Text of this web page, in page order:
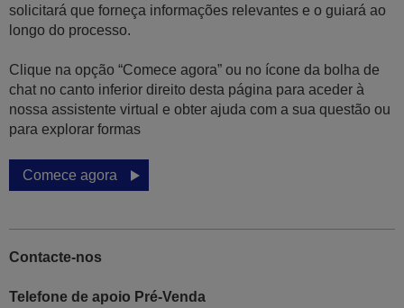
solicitará que forneça informações relevantes e o guiará ao
longo do processo.
Clique na opção “Comece agora” ou no ícone da bolha de
chat no canto inferior direito desta página para aceder à
nossa assistente virtual e obter ajuda com a sua questão ou
para explorar formas
Comece agora
Contacte-nos
Telefone de apoio Pré-Venda